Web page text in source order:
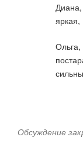
яркая,
Обсуждение